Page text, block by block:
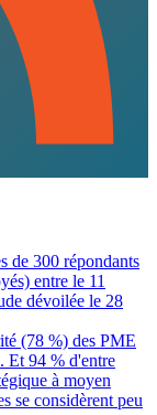
de 300 répondants
entre le 11
dévoilée le 28
(78 %) des PME
Et 94 % d'entre
à moyen
se considèrent peu